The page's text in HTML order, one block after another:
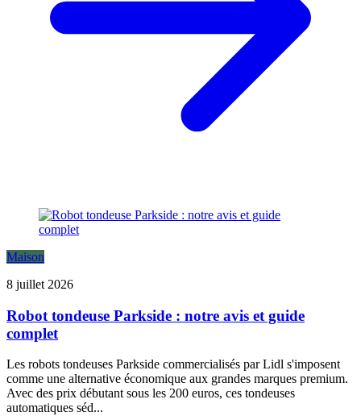
Maison
8 juillet 2026
Robot tondeuse Parkside : notre avis et guide
complet
Les robots tondeuses Parkside commercialisés par Lidl s'imposent
comme une alternative économique aux grandes marques premium.
Avec des prix débutant sous les 200 euros, ces tondeuses
automatiques séd...